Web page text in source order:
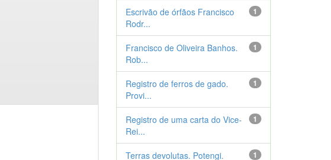
1
Escrivão de órfãos Francisco
Rodr...
1
Francisco de Oliveira Banhos.
Rob...
1
Registro de ferros de gado.
Provi...
1
Registro de uma carta do Vice-
Rei...
1
Terras devolutas. Potengi.